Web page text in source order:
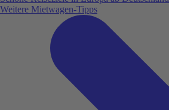
Weitere Mietwagen-Tipps